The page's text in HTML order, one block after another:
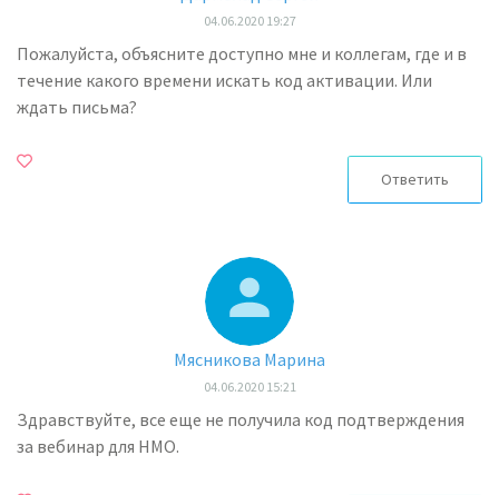
04.06.2020 19:27
Пожалуйста, объясните доступно мне и коллегам, где и в
течение какого времени искать код активации. Или
ждать письма?
Ответить
Мясникова Марина
04.06.2020 15:21
Здравствуйте, все еще не получила код подтверждения
за вебинар для НМО.